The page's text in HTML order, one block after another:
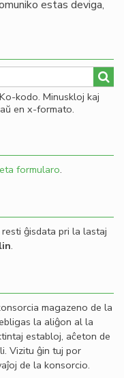
estas deviga,
kodo. Minuskloj kaj
en x-formato.
formularo.
ĝisdata pri la lastaj
.
magazeno de la
la aliĝon al la
establoj, aĉeton de
Vizitu ĝin tuj por
de la konsorcio.